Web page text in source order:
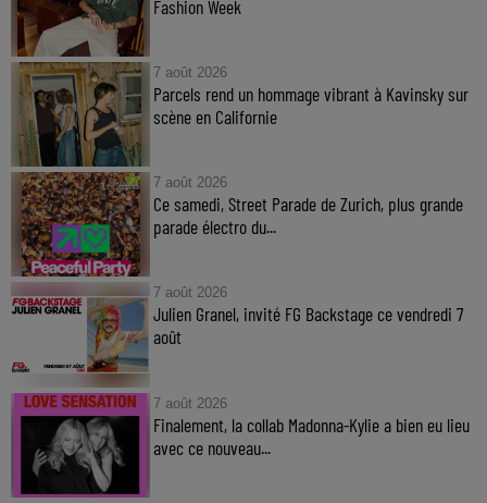
Fashion Week
7 août 2026
Parcels rend un hommage vibrant à Kavinsky sur
scène en Californie
7 août 2026
Ce samedi, Street Parade de Zurich, plus grande
parade électro du...
7 août 2026
Julien Granel, invité FG Backstage ce vendredi 7
août
7 août 2026
Finalement, la collab Madonna-Kylie a bien eu lieu
avec ce nouveau...